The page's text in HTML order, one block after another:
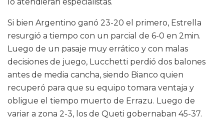
Si bien Argentino ganó 23-20 el primero, Estrella
resurgió a tiempo con un parcial de 6-0 en 2min.
Luego de un pasaje muy errático y con malas
decisiones de juego, Lucchetti perdió dos balones
antes de media cancha, siendo Bianco quien
recuperó para que su equipo tomara ventaja y
obligue el tiempo muerto de Errazu. Luego de
variar a zona 2-3, los de Queti gobernaban 45-37.